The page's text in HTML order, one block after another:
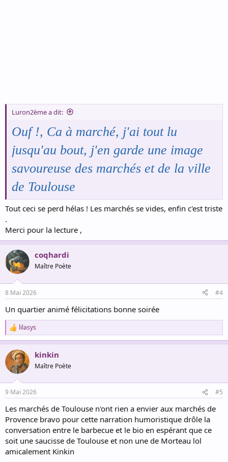
Luron2ème a dit:
Ouf !, Ca à marché, j'ai tout lu
jusqu'au bout, j'en garde une image
savoureuse des marchés et de la ville
de Toulouse
Tout ceci se perd hélas ! Les marchés se vides, enfin c'est triste
.
Merci pour la lecture ,
coqhardi
Maître Poète
8 Mai 2026 #4
Un quartier animé félicitations bonne soirée
R
e
a
c
i
s
lilasys
kinkin
Maître Poète
9 Mai 2026 #5
Les marchés de Toulouse n'ont rien a envier aux marchés de
Provence bravo pour cette narration humoristique drôle la
conversation entre le barbecue et le bio en espérant que ce
soit une saucisse de Toulouse et non une de Morteau lol
amicalement Kinkin